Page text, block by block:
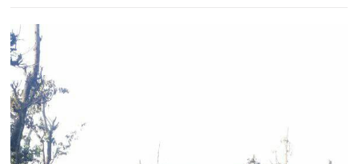
भिडियो
सिफारिस